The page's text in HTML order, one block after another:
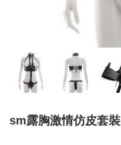
sm露胸激情仿皮套裝